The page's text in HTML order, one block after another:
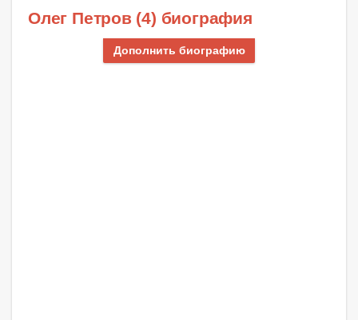
Олег Петров (4) биография
Дополнить биографию